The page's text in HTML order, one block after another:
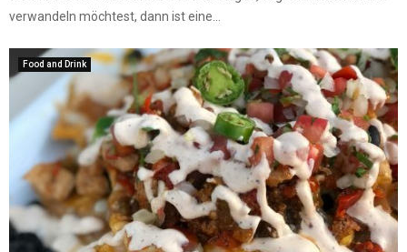
verwandeln möchtest, dann ist eine...
Food and Drink